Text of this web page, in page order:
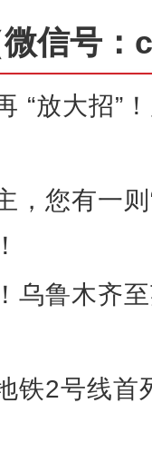
微信号
“放大招”
，您有一
乌鲁木齐
铁2号线首
是吾乡：风雪